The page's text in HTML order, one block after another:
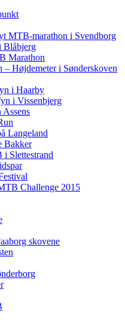
MTB-marathon i Svendborg
Blåbjerg
Marathon
Højdemeter i Sønderskoven
i Haarby
i Vissenbjerg
Langeland
Bakker
i Slettestrand
Challenge 2015
skovene